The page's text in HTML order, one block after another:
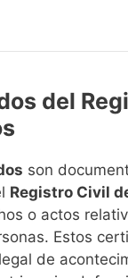
del
son
Registro Civil
o actos
Estos
de